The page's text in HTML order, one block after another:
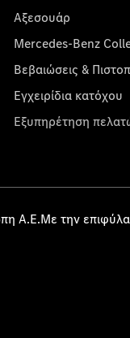
Αξεσουάρ
Mercedes-Benz
Βεβαιώσεις &
Εγχειρίδια κατόχου
Εξυπηρέτηση
την